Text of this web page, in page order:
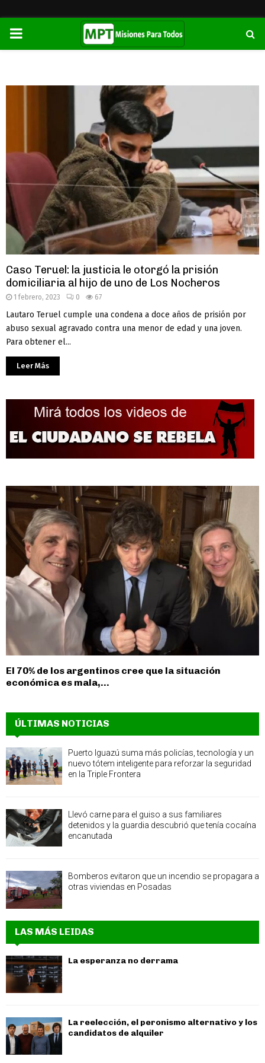
PRIMARY
Caso Teruel: la justicia le otorgó la prisión
domiciliaria al hijo de uno de Los Nocheros
1 febrero, 2023 0 67
Lautaro Teruel cumple una condena a doce años de prisión por
abuso sexual agravado contra una menor de edad y una joven.
Para obtener el...
Leer Más
El 70% de los argentinos cree que la situación
económica es mala,...
ÚLTIMAS NOTICIAS
Puerto Iguazú suma más policías, tecnología y un
nuevo tótem inteligente para reforzar la seguridad
en la Triple Frontera
Llevó carne para el guiso a sus familiares
detenidos y la guardia descubrió que tenía cocaína
encanutada
Bomberos evitaron que un incendio se propagara a
otras viviendas en Posadas
LAS MÁS LEIDAS
La esperanza no derrama
La reelección, el peronismo alternativo y los
candidatos de alquiler